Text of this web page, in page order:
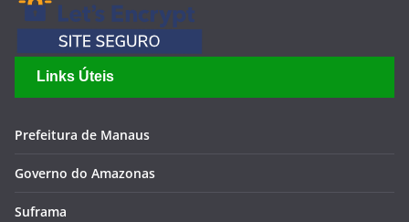
Links Úteis
Prefeitura de Manaus
Governo do Amazonas
Suframa